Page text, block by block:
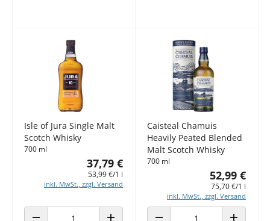
Isle of Jura Single Malt
Scotch Whisky
700 ml
37,79 €
53,99 €/1 l
inkl. MwSt., zzgl. Versand
Caisteal Chamuis
Heavily Peated Blended
Malt Scotch Whisky
700 ml
52,99 €
75,70 €/1 l
inkl. MwSt., zzgl. Versand